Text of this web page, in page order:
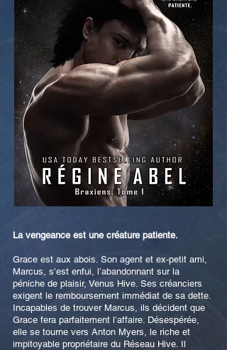
La vengeance est une créature patiente.
Grace est aux abois. Son agent et ex-petit ami,
Marcus, s’est enfui, l’abandonnant sur la
péniche de plaisir, Venus Hive. Ses créanciers
exigent le remboursement immédiat de sa dette.
Incapables de trouver Marcus, ils décident que
Grace fera parfaitement l’affaire. Désespérée,
elle se tourne vers Anton Myers, le riche et
impitoyable propriétaire du Réseau Hive. Il